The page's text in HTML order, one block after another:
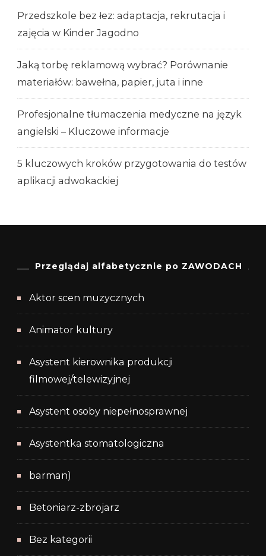
Przedszkole bez łez: adaptacja, rekrutacja i
zajęcia w Kinder Jagodno
Jaką torbę reklamową wybrać? Porównanie
materiałów: bawełna, papier, juta i inne
Profesjonalne tłumaczenia medyczne na język
angielski – Kluczowe informacje
5 kluczowych kroków przygotowania do testów
aplikacji adwokackiej
Przeglądaj alfabetycznie po ZAWODACH
Aktor scen muzycznych
Animator kultury
Asystent kierownika produkcji
filmowej/telewizyjnej
Asystent osoby niepełnosprawnej
Asystentka stomatologiczna
barman)
Betoniarz-zbrojarz
Bez kategorii